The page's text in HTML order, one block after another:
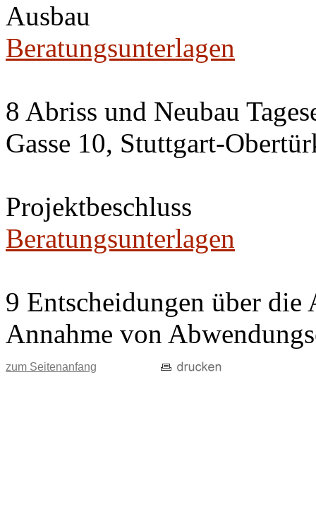
Ausbau
Beratungsunterlagen
8 Abriss und Neubau
Gasse 10, Stuttgart-
Projektbeschluss
Beratungsunterlagen
9 Entscheidungen über
Annahme von
zum Seitenanfang